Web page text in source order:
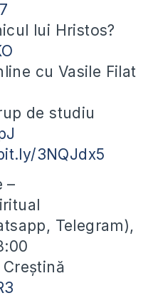
lui Hristos?
cu Vasile Filat
de studiu
3NQJdx5
–
Telegram),